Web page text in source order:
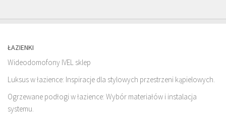
ŁAZIENKI
Wideodomofony IVEL sklep
Luksus w łazience: Inspiracje dla stylowych przestrzeni kąpielowych.
Ogrzewane podłogi w łazience: Wybór materiałów i instalacja
systemu.